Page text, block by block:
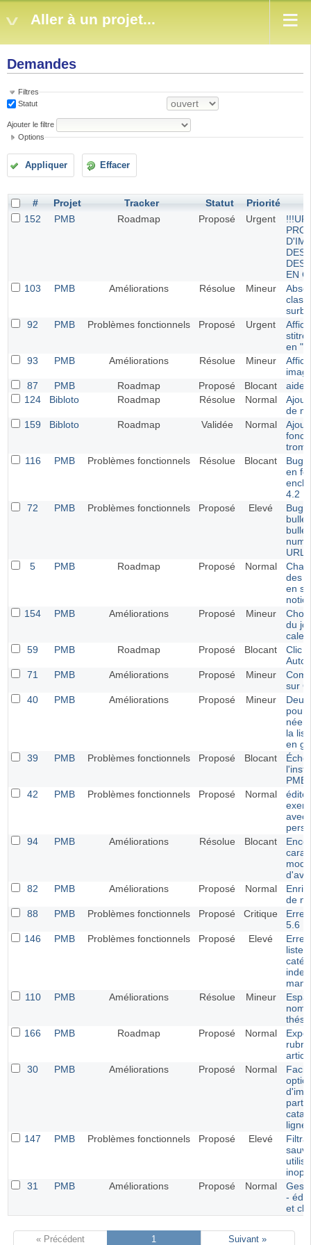
Aller à un projet...
Demandes
Filtres
Statut
Ajouter le filtre
Options
Appliquer Effacer
# Projet Tracker Statut
Priorité
152
PMB Roadmap Proposé Urgent
DES
DES
EN
103
PMB Améliorations Résolue Mineur
92
PMB Problèmes fonctionnels Proposé Urgent
en
93
PMB Améliorations Résolue Mineur
87
PMB Roadmap Proposé Blocant
aide
124
Bibloto Roadmap Résolue Normal
Ajout
de
159
Bibloto Roadmap Validée Normal
Ajout
116
PMB Problèmes fonctionnels Résolue Blocant
Bug
en
4.2
72
PMB Problèmes fonctionnels Proposé Elevé
Bug
URL
5
PMB Roadmap Proposé Normal
des
en
154
PMB Améliorations Proposé Mineur
du
59
PMB Roadmap Proposé Blocant
Clic
71
PMB Améliorations Proposé Mineur
sur
40
PMB Améliorations Proposé Mineur
pour
la
en
39
PMB Problèmes fonctionnels Proposé Blocant
PMB
42
PMB Problèmes fonctionnels Proposé Normal
avec
94
PMB Améliorations Résolue Blocant
d'avis
82
PMB Améliorations Proposé Normal
de
88
PMB Problèmes fonctionnels Proposé Critique
5.6
146
PMB Problèmes fonctionnels Proposé Elevé
liste
110
PMB Améliorations Résolue Mineur
nom
166
PMB Roadmap Proposé Normal
30
PMB Améliorations Proposé Normal
partir
ligne
147
PMB Problèmes fonctionnels Proposé Elevé
31
PMB Améliorations Proposé Normal
-
et
« Précédent 1 Suivant »